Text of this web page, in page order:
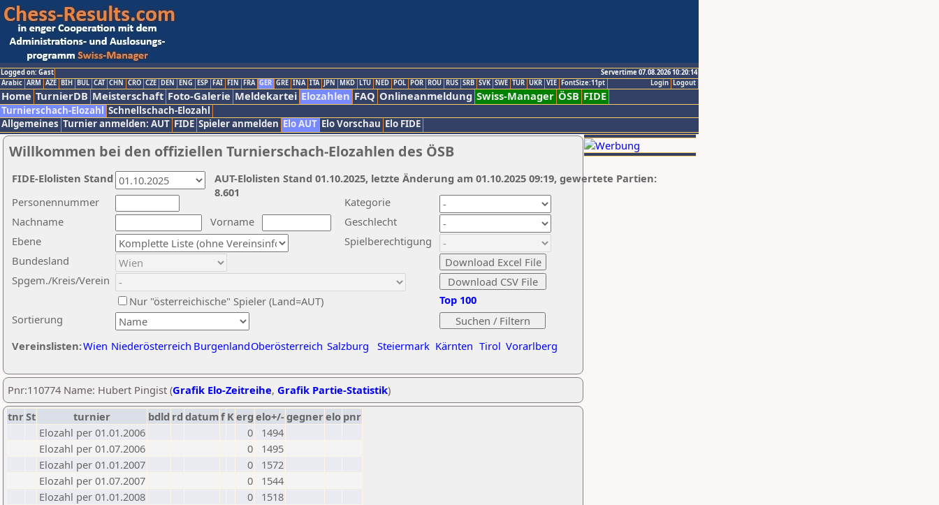
Logged on: Gast
Servertime 07.08.2026 10:20:14
Logout
Login
Arabic ARM AZE BIH BUL CAT CHN CRO CZE DEN ENG ESP FAI FIN FRA GER GRE INA ITA JPN MKD LTU NED POL POR ROU RUS SRB SVK SWE TUR UKR VIE FontSize:11pt
Home TurnierDB Meisterschaft Foto-Galerie Meldekartei Elozahlen FAQ Onlineanmeldung Swiss-Manager ÖSB FIDE
Turnierschach-Elozahl Schnellschach-Elozahl
Allgemeines Turnier anmelden: AUT FIDE Spieler anmelden Elo AUT Elo Vorschau Elo FIDE
Willkommen bei den offiziellen Turnierschach-Elozahlen des ÖSB
Nachname
Vorname
Ebene
Kategorie
Sortierung
Personennummer
Bundesland
Spgem./Kreis/Verein
Geschlecht
Nur "österreichische" Spieler (Land=AUT)
Spielberechtigung
Vereinslisten:Wien Niederösterreich BurgenlandOberösterreich Salzburg Steiermark Kärnten Tirol Vorarlberg
Top 100
AUT-Elolisten Stand 01.10.2025, letzte Änderung am 01.10.2025 09:19, gewertete Partien:
8.601
FIDE-Elolisten Stand
Pnr:110774 Name: Hubert Pingist (Grafik Elo-Zeitreihe, Grafik Partie-Statistik)
tnrSt turnier bdld rd datumf Kerg elo+/-gegnerelo pnr
Elozahl per 01.01.2006
0
1494
Elozahl per 01.07.2006
0
1495
Elozahl per 01.01.2007
0
1572
Elozahl per 01.07.2007
0
1544
Elozahl per 01.01.2008
0
1518